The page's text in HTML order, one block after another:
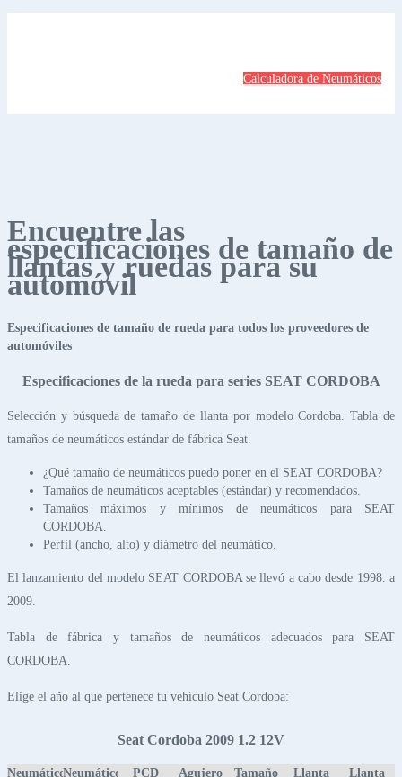
Calculadora de Neumáticos
Encuentre las
especificaciones de tamaño de
llantas y ruedas para su
automóvil
Especificaciones de tamaño de rueda para todos los proveedores de
automóviles
Especificaciones de la rueda para series SEAT CORDOBA
Selección y búsqueda de tamaño de llanta por modelo Cordoba. Tabla de
tamaños de neumáticos estándar de fábrica Seat.
¿Qué tamaño de neumáticos puedo poner en el SEAT CORDOBA?
Tamaños de neumáticos aceptables (estándar) y recomendados.
Tamaños máximos y mínimos de neumáticos para SEAT
CORDOBA.
Perfil (ancho, alto) y diámetro del neumático.
El lanzamiento del modelo SEAT CORDOBA se llevó a cabo desde 1998. a
2009.
Tabla de fábrica y tamaños de neumáticos adecuados para SEAT
CORDOBA.
Elige el año al que pertenece tu vehículo Seat Cordoba:
Seat Cordoba 2009 1.2 12V
NeumáticoNeumático
PCD
Agujero
Tamaño
Llanta
Llanta